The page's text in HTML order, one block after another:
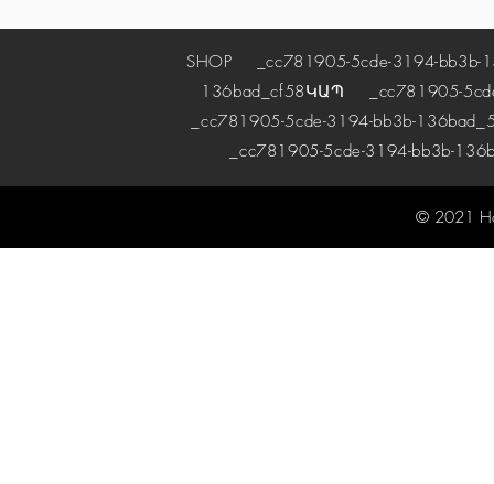
SHOP
_cc781905-5cde-3194-bb3b-
136bad_cf58ԿԱՊ _cc781905-
_cc781905-5cde-3194-bb3b-
_cc781905-5cde-3194-bb3b-
© 2021